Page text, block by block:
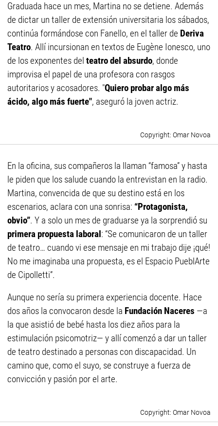
Graduada hace un mes, Martina no se detiene. Además
de dictar un taller de extensión universitaria los sábados,
continúa formándose con Fanello, en el taller de Deriva
Teatro. Allí incursionan en textos de Eugène Ionesco, uno
de los exponentes del teatro del absurdo, donde
improvisa el papel de una profesora con rasgos
autoritarios y acosadores. "Quiero probar algo más
ácido, algo más fuerte", aseguró la joven actriz.
Omar Novoa
En la oficina, sus compañeros la llaman “famosa” y hasta
le piden que los salude cuando la entrevistan en la radio.
Martina, convencida de que su destino está en los
escenarios, aclara con una sonrisa: “Protagonista,
obvio”. Y a solo un mes de graduarse ya la sorprendió su
primera propuesta laboral: “Se comunicaron de un taller
de teatro… cuando vi ese mensaje en mi trabajo dije ¡qué!
No me imaginaba una propuesta, es el Espacio PueblArte
de Cipolletti”.
Aunque no sería su primera experiencia docente. Hace
dos años la convocaron desde la Fundación Naceres —a
la que asistió de bebé hasta los diez años para la
estimulación psicomotriz— y allí comenzó a dar un taller
de teatro destinado a personas con discapacidad. Un
camino que, como el suyo, se construye a fuerza de
convicción y pasión por el arte.
Omar Novoa